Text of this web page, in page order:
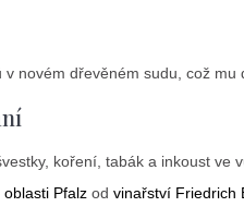
novém dřevěném sudu, což
koření, tabák a inkoust ve
oblasti Pfalz od vinařství Friedrich